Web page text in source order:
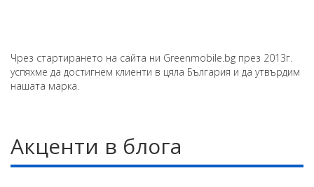
Чрез стартирането на сайта ни Greenmobile.bg през 2013г.
успяхме да достигнем клиенти в цяла България и да утвърдим
нашата марка.
Акценти в блога